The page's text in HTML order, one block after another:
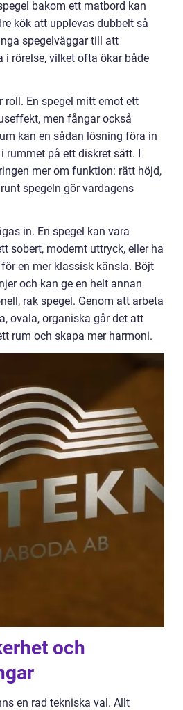
bakom ett matbord kan
kök att upplevas dubbelt så
spegelväggar till att
i rörelse, vilket ofta ökar både
roll. En spegel mitt emot ett
men fångar också
kan en sådan lösning föra in
rummet på ett diskret sätt. I
mer om funktion: rätt höjd,
spegeln gör vardagens
in. En spegel kan vara
sobert, modernt uttryck, eller ha
en mer klassisk känsla. Böjt
och kan ge en helt annan
rak spegel. Genom att arbeta
ovala, organiska går det att
rum och skapa mer harmoni.
och
en rad tekniska val. Allt